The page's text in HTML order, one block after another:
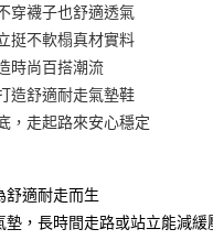
台北富邦商業銀行
兆豐國際商業銀行
台中商業銀行
華泰商業銀行
遠東國際商業銀行
永豐商業銀行
穿襪子也舒適透氣
挺不軟榻真材實料
時尚百搭潮流
造舒適耐走氣墊鞋
，走起路來安心穩定
舒適耐走而生
，長時間走路或站立能減緩